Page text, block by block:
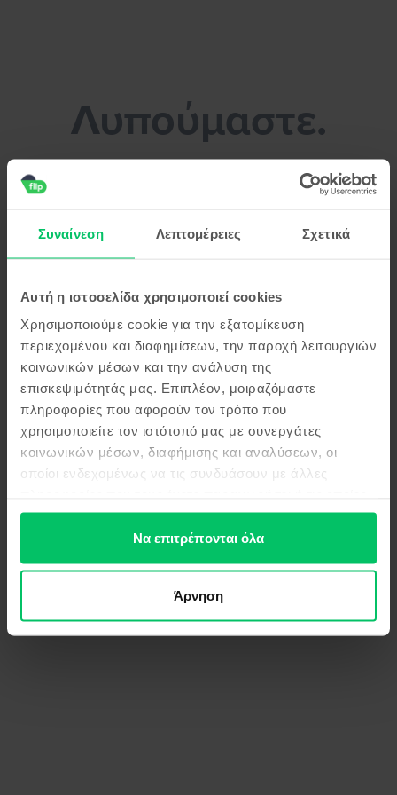
Συναίνεση Λεπτομέρειες Σχετικά
Αυτή η ιστοσελίδα χρησιμοποιεί cookies
Χρησιμοποιούμε cookie για την εξατομίκευση
περιεχομένου και διαφημίσεων, την παροχή λειτουργιών
κοινωνικών μέσων και την ανάλυση της
επισκεψιμότητάς μας. Επιπλέον, μοιραζόμαστε
πληροφορίες που αφορούν τον τρόπο που
χρησιμοποιείτε τον ιστότοπό μας με συνεργάτες
κοινωνικών μέσων, διαφήμισης και αναλύσεων, οι
οποίοι ενδεχομένως να τις συνδυάσουν με άλλες
έχουν συλλέξει σε σχέση με την από μέρους σας χρήση
των υπηρεσιών τους.Να επιτρέπονται όλα
Άρνηση
Λυπούμαστε.
Μπορείς να κάνεις ένα διάλειμμα για
καφέ μέχρι να λύσουμε το πρόβλημα